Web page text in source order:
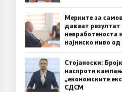
Мерките за
даваат резултат
невработеноста
најниско ниво од
Стојаноски:
наспроти
„економските
СДСM